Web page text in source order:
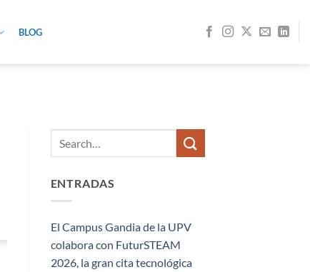
BLOG
ENTRADAS
El Campus Gandia de la UPV
colabora con FuturSTEAM
2026, la gran cita tecnológica